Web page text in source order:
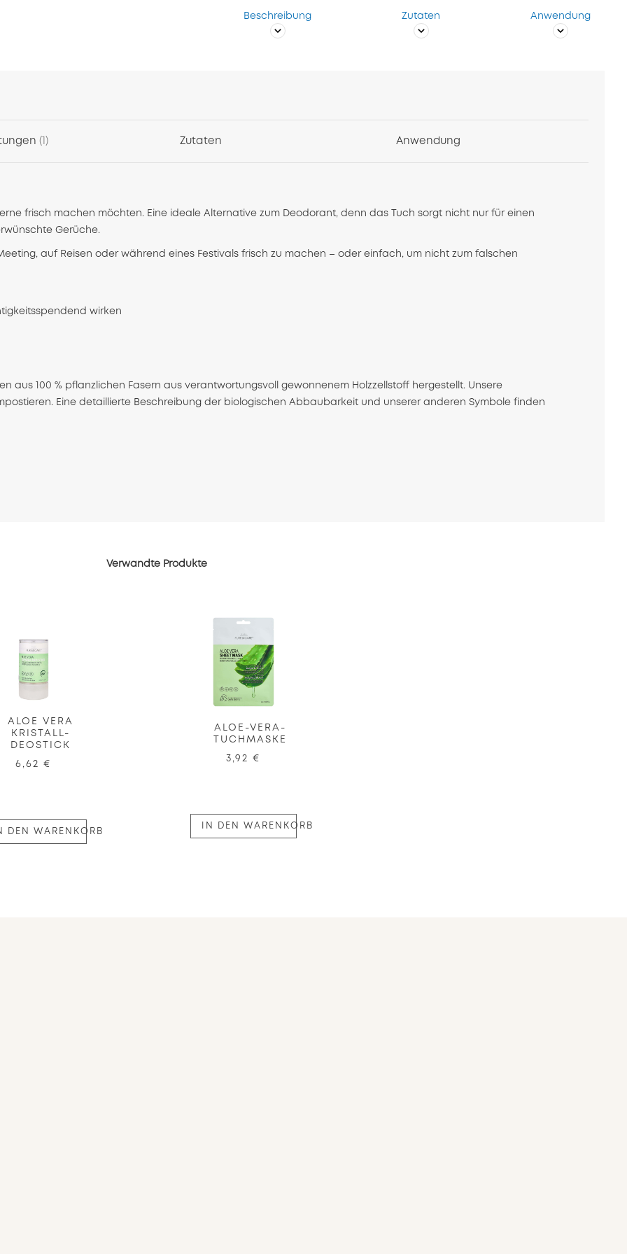
Beschreibung Zutaten Anwendung
frisch machen möchten. Eine ideale Alternative zum Deodorant, denn das Tuch sorgt nicht nur für einen
Gerüche.
auf Reisen oder während eines Festivals frisch zu machen – oder einfach, um nicht zum falschen
wirken
aus 100 % pflanzlichen Fasern aus verantwortungsvoll gewonnenem Holzzellstoff hergestellt. Unsere
Eine detaillierte Beschreibung der biologischen Abbaubarkeit und unserer anderen Symbole finden
Zutaten Anwendung
Verwandte Produkte
ALOE VERA
KRISTALL-
DEOSTICK
6,62 €
DEN WARENKORB
ALOE-VERA-
TUCHMASKE
3,92 €
IN DEN WARENKORB